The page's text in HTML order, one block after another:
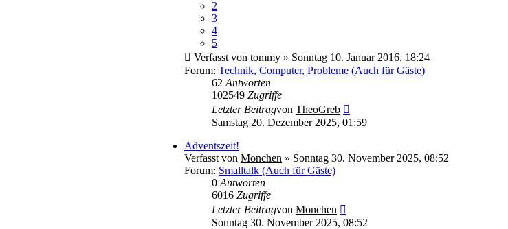
2
3
4
5
Verfasst von tommy » Sonntag 10. Januar 2016, 18:24
Forum: Technik, Computer, Probleme (Auch für Gäste)
62 Antworten
102549 Zugriffe
Letzter Beitragvon TheoGreb
Beitrag
Samstag 20. Dezember 2025, 01:59
Adventszeit!
Verfasst von Monchen » Sonntag 30. November 2025, 08:52
Forum: Smalltalk (Auch für Gäste)
0 Antworten
6016 Zugriffe
Letzter Beitragvon Monchen
Beitrag
Sonntag 30. November 2025, 08:52